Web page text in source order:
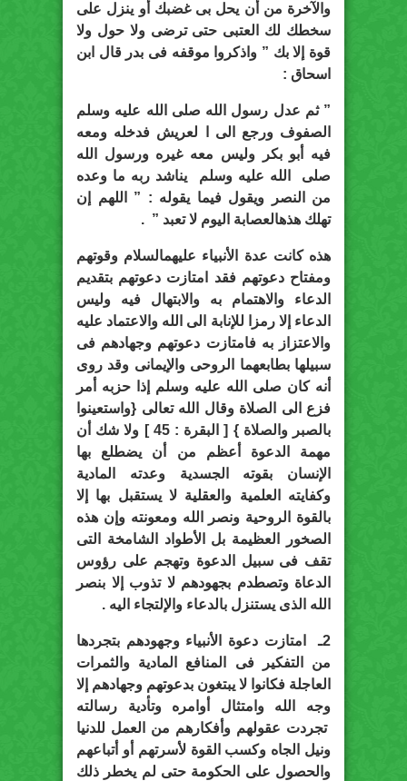
والآخرة من أن يحل بى غضبك أو ينزل على
سخطك لك العتبى حتى ترضى ولا حول ولا
قوة إلا بك ” واذكروا موقفه فى بدر قال ابن
اسحاق :
” ثم عدل رسول الله صلى الله عليه وسلم
الصفوف ورجع الى ا لعريش فدخله ومعه
فيه أبو بكر وليس معه غيره ورسول الله
صلى الله عليه وسلم يناشد ربه ما وعده
من النصر ويقول فيما يقوله : ” اللهم إن
تهلك هذهالعصابة اليوم لا تعبد ” .
هذه كانت عدة الأنبياء عليهمالسلام وقوتهم
ومفتاح دعوتهم فقد امتازت دعوتهم بتقديم
الدعاء والاهتمام به والابتهال فيه وليس
الدعاء إلا رمزا للإنابة الى الله والاعتماد عليه
والاعتزاز به فامتازت دعوتهم وجهادهم فى
سبيلها بطابعهما الروحى والإيمانى وقد روى
أنه كان صلى الله عليه وسلم إذا حزبه أمر
فزع الى الصلاة وقال الله تعالى {واستعينوا
بالصبر والصلاة } [ البقرة : 45 ] ولا شك أن
مهمة الدعوة أعظم من أن يضطلع بها
الإنسان بقوته الجسدية وعدته المادية
وكفايته العلمية والعقلية لا يستقبل بها إلا
بالقوة الروحية ونصر الله ومعونته وإن هذه
الصخور العظيمة بل الأطواد الشامخة التى
تقف فى سبيل الدعوة وتهجم على رؤوس
الدعاة وتصطدم بجهودهم لا تذوب إلا بنصر
الله الذى يستنزل بالدعاء والإلتجاء اليه .
2ـ امتازت دعوة الأنبياء وجهودهم بتجردها
من التفكير فى المنافع المادية والثمرات
العاجلة فكانوا لا يبتغون بدعوتهم وجهادهم إلا
وجه الله وامتثال أوامره وتأدية رسالته
تجردت عقولهم وأفكارهم من العمل للدنيا
ونيل الجاه وكسب القوة لأسرتهم أو أتباعهم
والحصول على الحكومة حتى لم يخطر ذلك